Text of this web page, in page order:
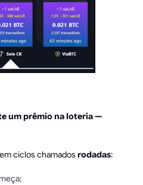
um prêmio na loteria —
ciclos chamados rodadas: